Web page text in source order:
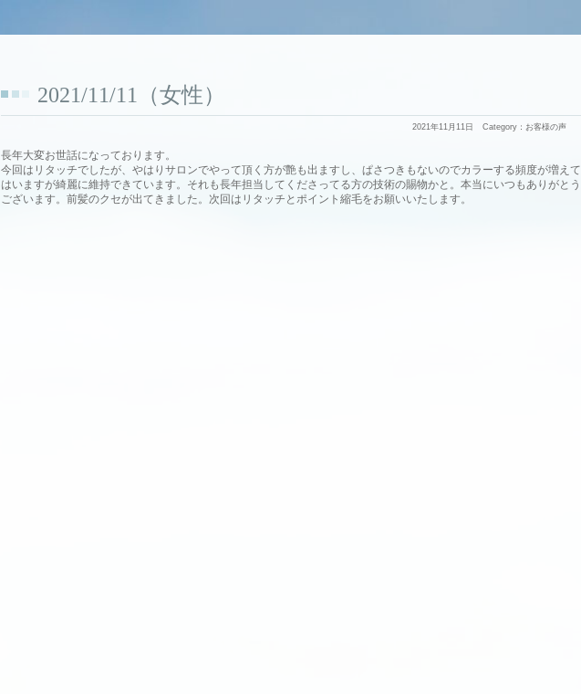
2021/11/11（女性）
2021年11月11日 Category： お客様の声
長年大変お世話になっております。
今回はリタッチでしたが、やはりサロンでやって頂く方が艶も出ますし、ぱさつきもないのでカラーする頻度が増えて
はいますが綺麗に維持できています。それも長年担当してくださってる方の技術の賜物かと。本当にいつもありがとう
ございます。前髪のクセが出てきました。次回はリタッチとポイント縮毛をお願いいたします。